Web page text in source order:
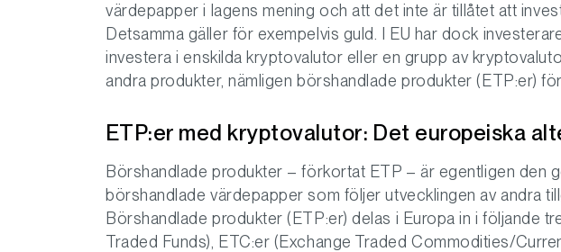
värdepapper i lagens mening och att det inte är tillåtet att
Detsamma gäller för exempelvis guld. I EU har dock
investera i enskilda kryptovalutor eller en grupp av
andra produkter, nämligen börshandlade produkter (ETP:er)
ETP:er med kryptovalutor: Det europeiska
Börshandlade produkter – förkortat ETP – är egentligen den
börshandlade värdepapper som följer utvecklingen av andra
Börshandlade produkter (ETP:er) delas i Europa in i följande
Traded Funds), ETC:er (Exchange Traded Commodities/